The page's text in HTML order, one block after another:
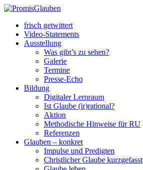
frisch getwittert
Video-Statements
Ausstellung
Was gibt’s zu sehen?
Galerie
Termine
Presse-Echo
Bildung
Digitaler Lernraum
Ist Glaube (ir)rational?
Aktion
Methodische Hinweise für RU
Referenzen
Glauben – konkret
Impulse und Predigten
Christlicher Glaube kurzgefasst